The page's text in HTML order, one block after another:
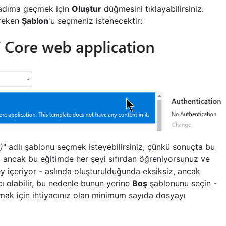
geçmek için Oluştur düğmesini tıklayabilirsiniz.
Şablon'u seçmeniz istenecektir:
" adlı şablonu seçmek isteyebilirsiniz, çünkü sonuçta bu
bu eğitimde her şeyi sıfırdan öğreniyorsunuz ve
içeriyor - aslında oluşturulduğunda eksiksiz, ancak
olabilir, bu nedenle bunun yerine Boş şablonunu seçin -
için ihtiyacınız olan minimum sayıda dosyayı